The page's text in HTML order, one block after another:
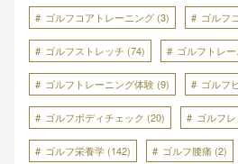
ゴルフコアトレーニング (3) ゴルフ
ゴルフストレッチ (74) ゴルフトレ
ゴルフトレーニング体験 (9) ゴルフ
ゴルフボディチェック (20) ゴルフ
ゴルフ栄養学 (142) ゴルフ腰痛 (2)